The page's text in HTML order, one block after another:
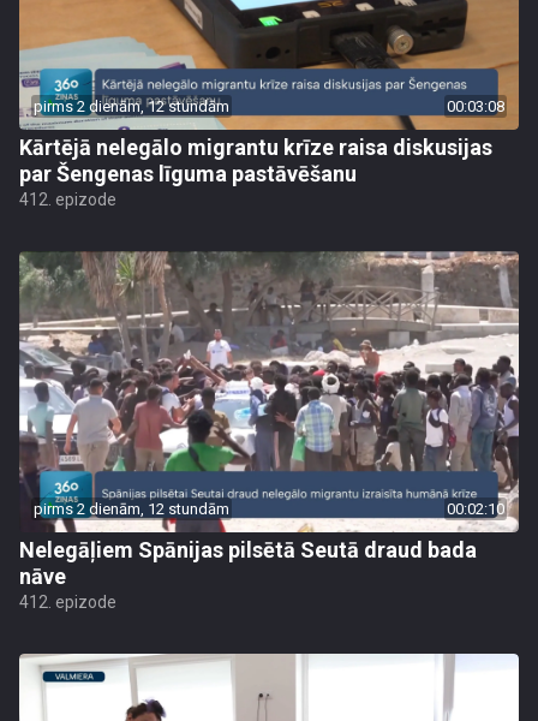
pirms 2 dienām, 12 stundām 00:03:08
Kārtējā nelegālo migrantu krīze raisa diskusijas
par Šengenas līguma pastāvēšanu
412. epizode
pirms 2 dienām, 12 stundām 00:02:10
Nelegāļiem Spānijas pilsētā Seutā draud bada
nāve
412. epizode